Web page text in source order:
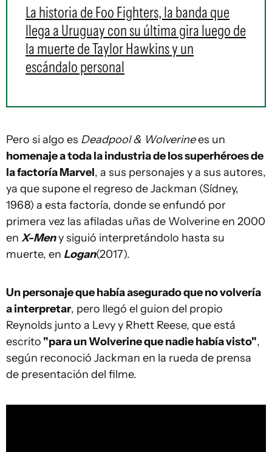
La historia de Foo Fighters, la banda que
llega a Uruguay con su última gira luego de
la muerte de Taylor Hawkins y un
escándalo personal
Pero si algo es Deadpool & Wolverinees un
homenaje a toda la industria de los superhéroes de
la factoría Marvel, a sus personajes y a sus autores,
ya que supone el regreso de Jackman (Sídney,
1968) a esta factoría, donde se enfundó por
primera vez las afiladas uñas de Wolverine en 2000
en X-Meny siguió interpretándolo hasta su
muerte, en Logan(2017).
Un personaje que había asegurado que no volvería
a interpretar, pero llegó el guion del propio
Reynolds junto a Levy y Rhett Reese, que está
escrito "para un Wolverine que nadie había visto",
según reconoció Jackman en la rueda de prensa
de presentación del filme.